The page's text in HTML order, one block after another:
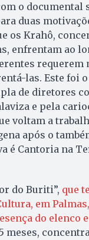
o documental
duas
os Krahô,
enfrentam ao
requerem
las. Este foi
de diretores
e pela
voltam a
após o
é Cantoria na
do Buriti”, que
em
do elenco
meses,